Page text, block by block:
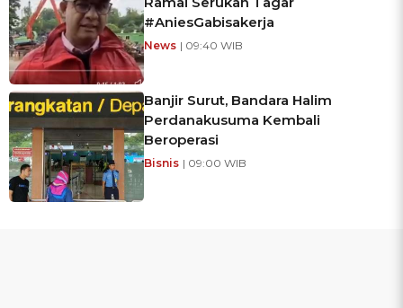
#AniesGabisakerja
News | 09:40 WIB
Banjir Surut, Bandara Halim
Perdanakusuma Kembali
Beroperasi
Bisnis | 09:00 WIB